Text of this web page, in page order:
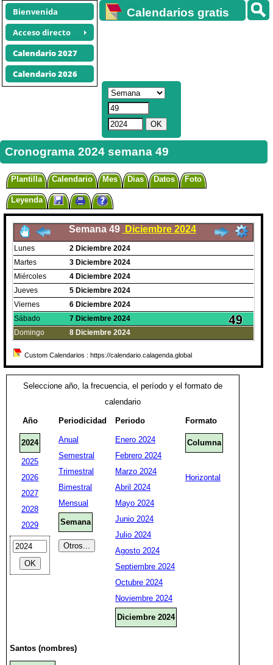
Bienvenida
Acceso directo
Calendario 2027
Calendario 2026
Calendarios gratis
Cronograma 2024 semana 49
Plantilla Calendario Mes Dias Datos Foto
Leyenda
Semana 49 Diciembre 2024
Lunes 2 Diciembre 2024
Martes
3 Diciembre 2024
Miércoles
4 Diciembre 2024
Jueves
5 Diciembre 2024
Viernes
6 Diciembre 2024
Sábado
7 Diciembre 2024
Domingo
8 Diciembre 2024
Custom Calendarios : https://calendario.calagenda.global
Seleccione año, la frecuencia, el período y el formato de
calendario
Año
2024
2025
2026
2027
2028
2029
Periodicidad
Anual
Semestral
Trimestral
Bimestral
Mensual
Semana
Periodo
Enero 2024
Febrero 2024
Marzo 2024
Abril 2024
Mayo 2024
Junio 2024
Julio 2024
Agosto 2024
Septiembre 2024
Octubre 2024
Noviembre 2024
Diciembre 2024
Formato
Columna
Horizontal
Santos (nombres)